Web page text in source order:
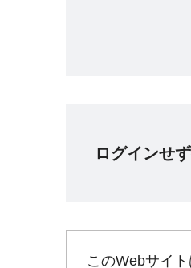
ログインせ
このWebサイト